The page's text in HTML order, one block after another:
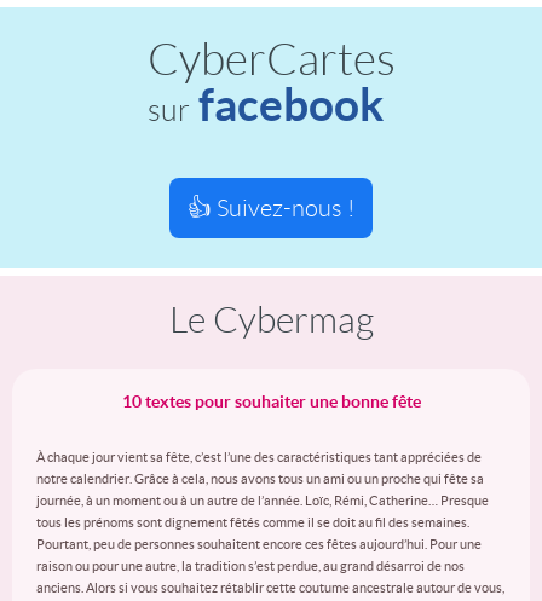
CyberCartes
sur facebook
👍 Suivez-nous !
Le Cybermag
10 textes pour souhaiter une bonne fête
À chaque jour vient sa fête, c’est l’une des caractéristiques tant appréciées de
notre calendrier. Grâce à cela, nous avons tous un ami ou un proche qui fête sa
journée, à un moment ou à un autre de l’année. Loïc, Rémi, Catherine… Presque
tous les prénoms sont dignement fêtés comme il se doit au fil des semaines.
Pourtant, peu de personnes souhaitent encore ces fêtes aujourd’hui. Pour une
raison ou pour une autre, la tradition s’est perdue, au grand désarroi de nos
anciens. Alors si vous souhaitez rétablir cette coutume ancestrale autour de vous,